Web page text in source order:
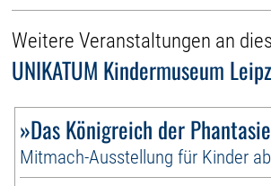
Weitere Veranstaltungen an
UNIKATUM Kindermuseum
»Das Königreich der
Mitmach-Ausstellung für Kinder